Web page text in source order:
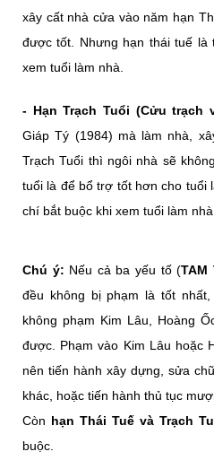
xây cất nhà cửa vào năm hạn
được tốt. Nhưng hạn thái tuế là
xem tuổi làm nhà.
- Hạn Trạch Tuổi (Cửu trạch
Giáp Tý (1984) mà làm nhà,
Trạch Tuổi thì ngôi nhà sẽ
tuổi là để bổ trợ tốt hơn cho tuổi
chí bắt buộc khi xem tuổi làm nhà.
Chú ý: Nếu cả ba yếu tố (TAM
đều không bị phạm là tốt
không phạm Kim Lâu, Hoàng
được. Phạm vào Kim Lâu hoặc
nên tiến hành xây dựng, sửa
khác, hoặc tiến hành thủ tục
Còn hạn Thái Tuế và Trạch
buộc.